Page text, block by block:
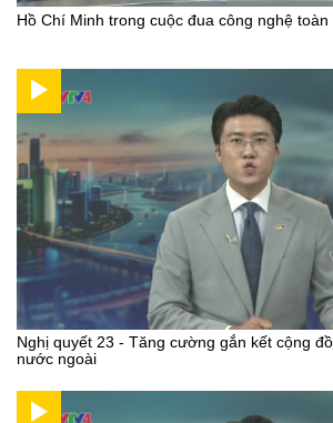
Hồ Chí Minh trong cuộc đua công nghệ toàn
Nghị quyết 23 - Tăng cường gắn kết cộng
nước ngoài